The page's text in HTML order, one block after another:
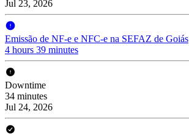
Jul 23, 2026
Emissão de NF-e e NFC-e na SEFAZ de Goiás
4 hours 39 minutes
Downtime
34 minutes
Jul 24, 2026